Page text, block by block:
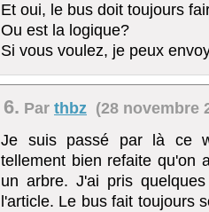
Et oui, le bus doit toujours
Ou est la logique?
Si vous voulez, je peux
6. Par thbz (28 novembre
Je suis passé par là ce
tellement bien refaite qu'on
un arbre. J'ai pris
l'article. Le bus fait toujours